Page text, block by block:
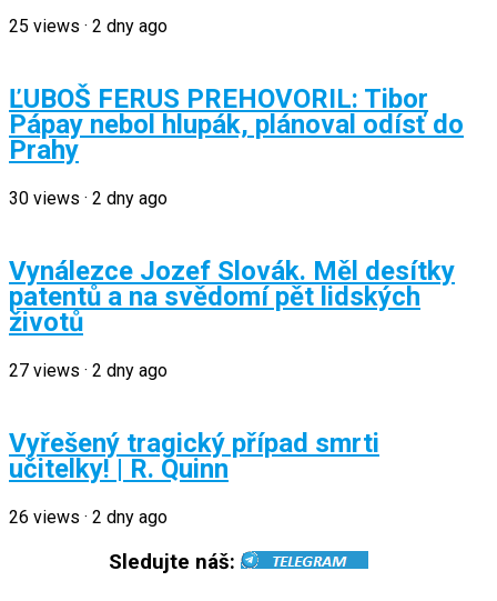
25 views · 2 dny ago
ĽUBOŠ FERUS PREHOVORIL: Tibor
Pápay nebol hlupák, plánoval odísť do
Prahy
30 views · 2 dny ago
Vynálezce Jozef Slovák. Měl desítky
patentů a na svědomí pět lidských
životů
27 views · 2 dny ago
Vyřešený tragický případ smrti
učitelky! | R. Quinn
26 views · 2 dny ago
Sledujte náš: